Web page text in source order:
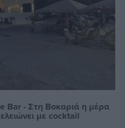
Bar - Στη Βοκαριά η μέρα
με cocktail